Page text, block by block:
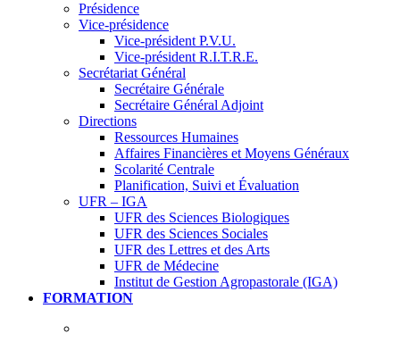
Présidence
Vice-présidence
Vice-président P.V.U.
Vice-président R.I.T.R.E.
Secrétariat Général
Secrétaire Générale
Secrétaire Général Adjoint
Directions
Ressources Humaines
Affaires Financières et Moyens Généraux
Scolarité Centrale
Planification, Suivi et Évaluation
UFR – IGA
UFR des Sciences Biologiques
UFR des Sciences Sociales
UFR des Lettres et des Arts
UFR de Médecine
Institut de Gestion Agropastorale (IGA)
FORMATION